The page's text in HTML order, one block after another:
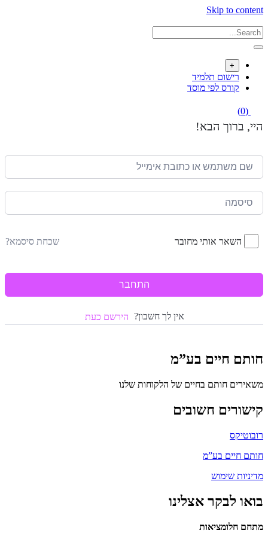
Skip to content
+
רישום תלמיד
קורס לפי מוסד
(0)
היי, ברוך הבא!
השאר אותי מחובר שכחת סיסמא?
התחבר
אין לך חשבון? הירשם כעת
חותם חיים בע”מ
משאירים חותם בחיים של הלקוחות שלנו
קישורים חשובים
רובוטיקס
חותם חיים בע”מ
מדיניות שימוש
בואו לבקר אצלינו
מתחם חלומציאות